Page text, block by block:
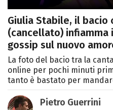
Giulia Stabile, il bacio
(cancellato) infiamma
gossip sul nuovo
La foto del bacio tra la
online per pochi minuti
tanto è bastato per
Pietro Guerrini